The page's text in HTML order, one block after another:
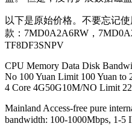
以下是原始价格。不要忘记
款：7MD0A2A6RW，
TF8DF3SNPV
CPU Memory Data Disk
No 100 Yuan Limit 100 Yuan
4 Core 4G50G10M/NO Limit
Mainland Access-free pure
bandwidth: 100-1000Mbps, 1-5